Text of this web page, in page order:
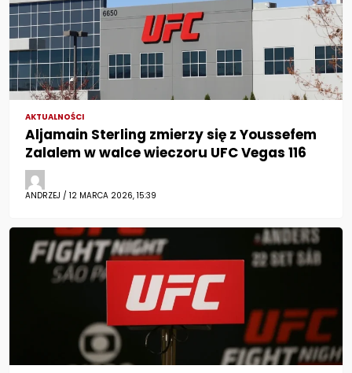
AKTUALNOŚCI
Aljamain Sterling zmierzy się z Youssefem
Zalalem w walce wieczoru UFC Vegas 116
ANDRZEJ / 12 MARCA 2026, 15:39